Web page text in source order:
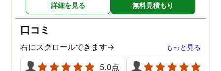
詳細を見る 無料見積もり
口コミ
右にスクロールできます→ もっと見る
5.0点